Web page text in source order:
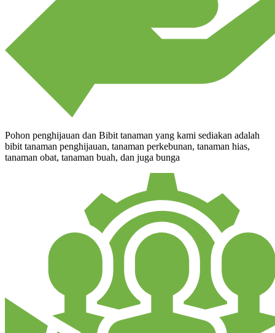
Pohon penghijauan dan Bibit tanaman yang kami sediakan adalah
bibit tanaman penghijauan, tanaman perkebunan, tanaman hias,
tanaman obat, tanaman buah, dan juga bunga